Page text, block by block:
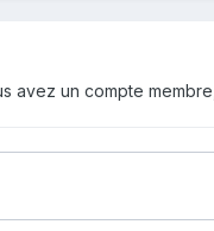
avez un compte membre,